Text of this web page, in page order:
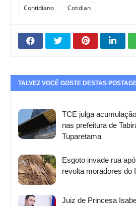
Contidiano Cotidian
TALVEZ VOCÊ GOSTE DESTAS
TCE julga
nas prefeitura de
Tuparetama
Esgoto invade rua
revolta moradores do
Juiz de Princesa